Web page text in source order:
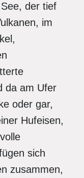
der tief
im
da am Ufer
oder gar,
Hufeisen,
sich
zusammen,